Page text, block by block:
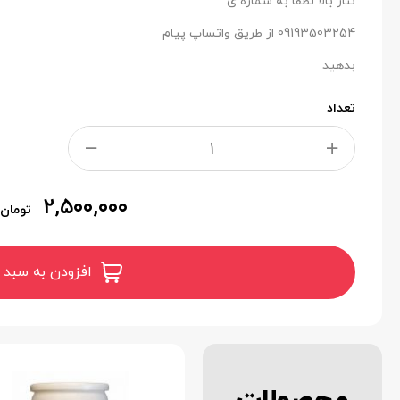
09193503254 از طریق واتساپ پیام
بدهید
تعداد
۲,۵۰۰,۰۰۰ تومان
افزودن به